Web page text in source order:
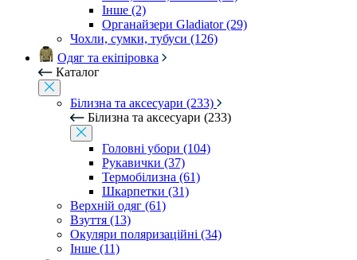
Інше (2)
Органайзери Gladiator (29)
Чохли, сумки, тубуси (126)
Одяг та екіпіровка
Каталог
Білизна та аксесуари (233)
Білизна та аксесуари (233)
Головні убори (104)
Рукавички (37)
Термобілизна (61)
Шкарпетки (31)
Верхній одяг (61)
Взуття (13)
Окуляри поляризаційні (34)
Інше (11)